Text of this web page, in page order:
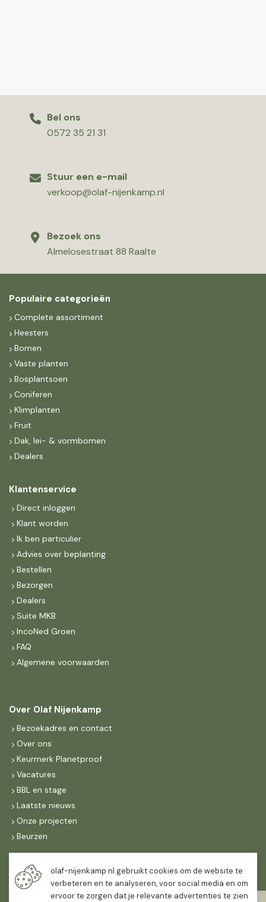
Bel ons
0572 35 21 31
Stuur een e-mail
verkoop@olaf-nijenkamp.nl
Bezoek ons
Almelosestraat 88 Raalte
Populaire categorieën
Complete assortiment
Heesters
Bomen
Vaste planten
Bosplantsoen
Coniferen
Klimplanten
Fruit
Dak, lei- & vormbomen
Dealers
Klantenservice
Direct inloggen
Klant worden
Ik ben particulier
Advies over beplanting
Bestellen
Bezorgen
Dealers
Suite MKB
IncoNed Groen
FAQ
Algemene voorwaarden
Over Olaf Nijenkamp
Bezoekadres en contact
Over ons
Keurmerk Planetproof
Vacatures
BBL en stage
Laatste nieuws
Onze projecten
Beurzen
Maandag t/m vrijdag
07:30-
16:30
olaf-nijenkamp.nl gebruikt cookies om de website te
verbeteren en te analyseren, voor social media en om
ervoor te zorgen dat je relevante advertenties te zien